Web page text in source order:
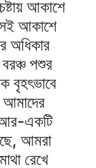
আকাশে
আকাশে
অধিকার
পশুর
বৃহৎভাবে
একটি
আমরা
রেখে